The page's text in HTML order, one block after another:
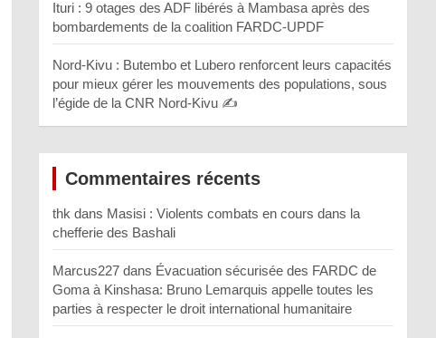
Ituri : 9 otages des ADF libérés à Mambasa après des
bombardements de la coalition FARDC-UPDF
Nord-Kivu : Butembo et Lubero renforcent leurs capacités
pour mieux gérer les mouvements des populations, sous
l’égide de la CNR Nord-Kivu ✍️
Commentaires récents
thk dans Masisi : Violents combats en cours dans la
chefferie des Bashali
Marcus227 dans Évacuation sécurisée des FARDC de
Goma à Kinshasa: Bruno Lemarquis appelle toutes les
parties à respecter le droit international humanitaire